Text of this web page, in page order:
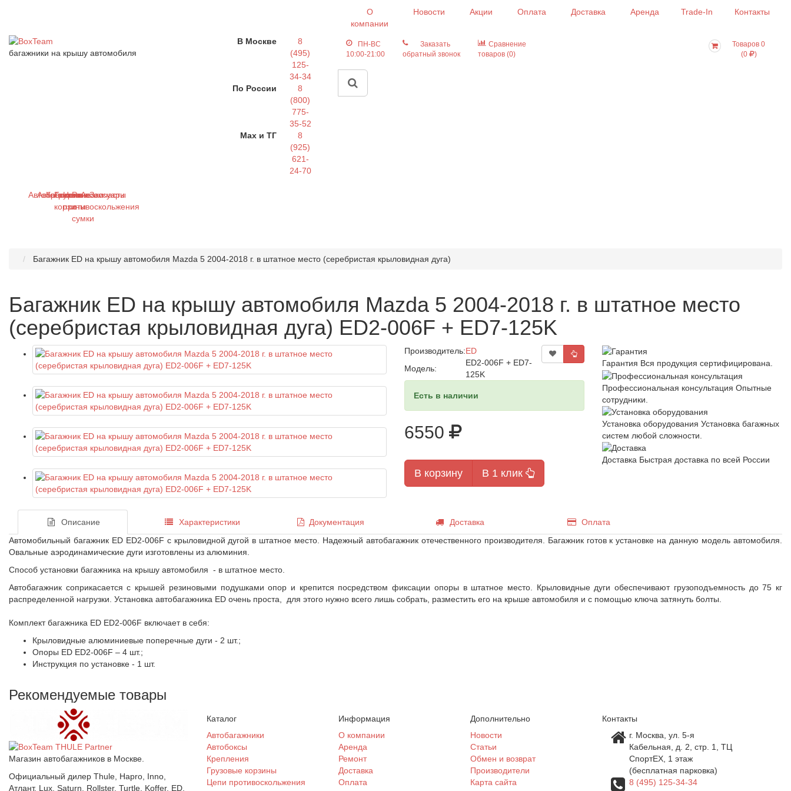
О
компании
Новости Акции Оплата Доставка Аренда Trade-In Контакты
багажники на крышу автомобиля
В Москве
8
(495)
125-
34-34
По России
8
(800)
775-
35-52
Max и ТГ
8
(925)
621-
24-70
ПН-ВС
10:00-21:00
Заказать
обратный звонок
Сравнение
товаров (0)
Товаров 0
(0
)
Автобагажники
Автобоксы
Крепления
Грузовые
корзины
Цепи
противоскольжения
Рюкзаки
и
сумки
Аксессуары
Запчасти
Багажник ED на крышу автомобиля Mazda 5 2004-2018 г. в штатное место (серебристая крыловидная дуга)
Багажник ED на крышу автомобиля Mazda 5 2004-2018 г. в штатное место
(серебристая крыловидная дуга) ED2-006F + ED7-125K
Производитель:ED
Модель:
ED2-006F + ED7-
125K
Есть в наличии
6550
В корзину В 1 клик
Гарантия Вся продукция сертифицирована.
Профессиональная консультация Опытные
сотрудники.
Установка оборудования Установка багажных
систем любой сложности.
Доставка Быстрая доставка по всей России
Описание Характеристики Документация Доставка
Оплата
Автомобильный багажник ED ED2-006F с крыловидной дугой в штатное место. Надежный автобагажник отечественного производителя. Багажник готов к установке на данную модель автомобиля.
Овальные аэродинамические дуги изготовлены из алюминия.
Способ установки багажника на крышу автомобиля - в штатное место.
Автобагажник соприкасается с крышей резиновыми подушками опор и крепится посредством фиксации опоры в штатное место. Крыловидные дуги обеспечивают грузоподъемность до 75 кг
распределенной нагрузки. Установка автобагажника ED очень проста, для этого нужно всего лишь собрать, разместить его на крыше автомобиля и с помощью ключа затянуть болты.
Комплект багажника ED ED2-006F включает в себя:
Крыловидные алюминиевые поперечные дуги - 2 шт.;
Опоры ED ED2-006F – 4 шт.;
Инструкция по установке - 1 шт.
Рекомендуемые товары
Магазин автобагажников в Москве.
Официальный дилер Thule, Hapro, Inno,
Атлант, Lux, Saturn, Rollster, Turtle, Koffer, ED,
Каталог
Автобагажники
Автобоксы
Крепления
Грузовые корзины
Цепи противоскольжения
Информация
О компании
Аренда
Ремонт
Доставка
Оплата
Дополнительно
Новости
Статьи
Обмен и возврат
Производители
Карта сайта
Контакты
г. Москва, ул. 5-я
Кабельная, д. 2, стр. 1, ТЦ
СпортEX, 1 этаж
(бесплатная парковка)
8 (495) 125-34-34